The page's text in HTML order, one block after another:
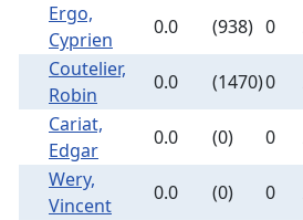
Ergo,
Cyprien
0.0 (938) 0
Coutelier,
Robin
0.0 (1470)0
Cariat,
Edgar
0.0 (0) 0
Wery,
Vincent
0.0 (0) 0